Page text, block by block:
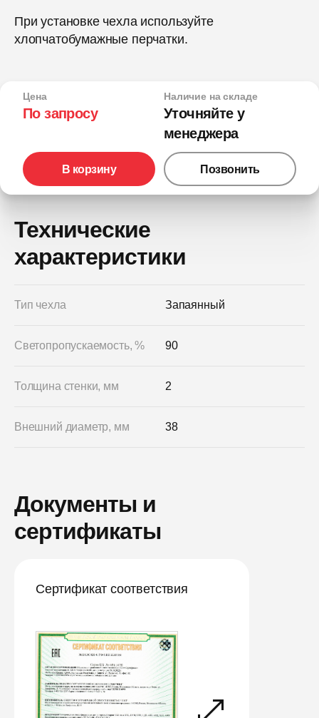
При установке чехла используйте
хлопчатобумажные перчатки.
Цена
По запросу
Наличие на складе
Уточняйте у
менеджера
В корзину Позвонить
Технические
характеристики
Тип чехла Запаянный
Светопропускаемость, % 90
Толщина стенки, мм 2
Внешний диаметр, мм 38
Документы и
сертификаты
Сертификат соответствия